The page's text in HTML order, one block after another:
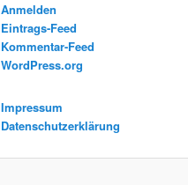
Anmelden
Eintrags-Feed
Kommentar-Feed
WordPress.org
Impressum
Datenschutzerklärung